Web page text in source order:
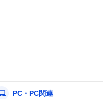
PC・PC関連